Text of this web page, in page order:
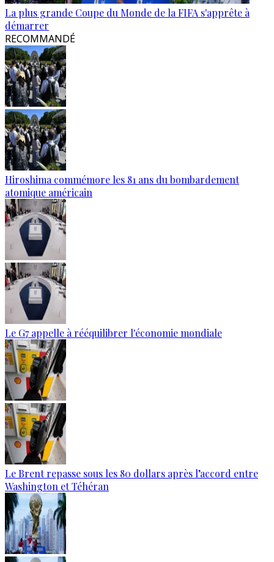
La plus grande Coupe du Monde de la FIFA s'apprête à
démarrer
RECOMMANDÉ
Hiroshima commémore les 81 ans du bombardement
atomique américain
Le G7 appelle à rééquilibrer l'économie mondiale
Le Brent repasse sous les 80 dollars après l’accord entre
Washington et Téhéran